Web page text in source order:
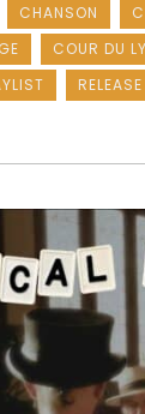
CHANSON
COUR DU